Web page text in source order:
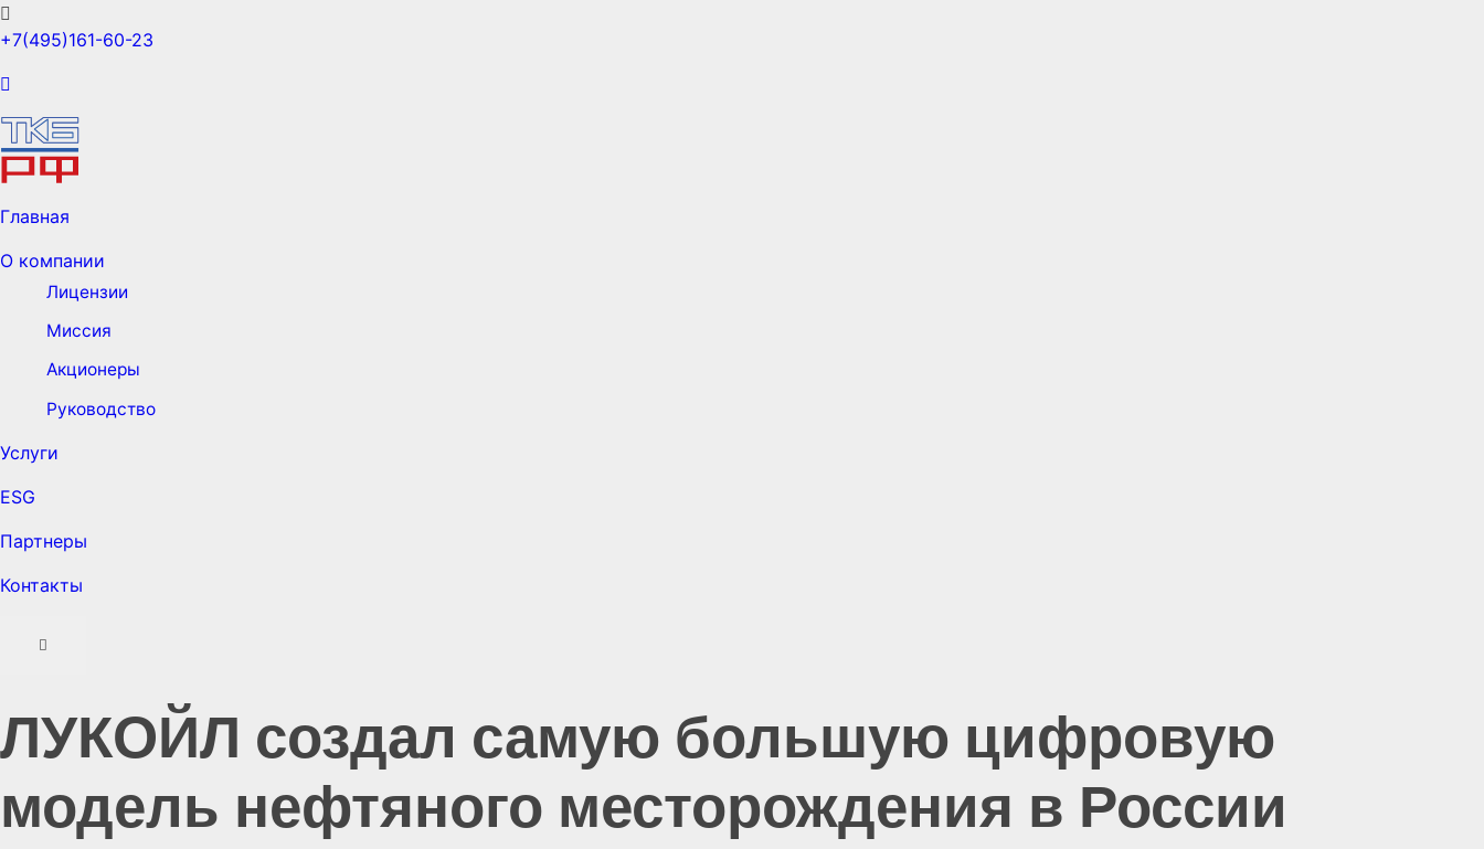
+7(495)161-60-23
Главная
О компании
Лицензии
Миссия
Акционеры
Руководство
Услуги
ESG
Партнеры
Контакты
ЛУКОЙЛ создал самую большую цифровую
модель нефтяного месторождения в России